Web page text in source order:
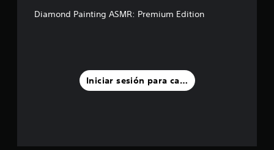
Diamond Painting ASMR: Premium Edition
Iniciar sesión para calificar